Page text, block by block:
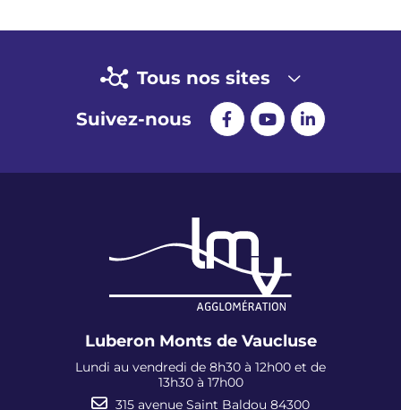
Tous nos sites
Suivez-nous
Luberon Monts de Vaucluse
Lundi au vendredi de 8h30 à 12h00 et de
13h30 à 17h00
315 avenue Saint Baldou 84300